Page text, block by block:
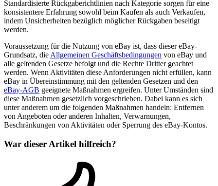
Standardisierte Rückgaberichtlinien nach Kategorie sorgen für eine
konsistentere Erfahrung sowohl beim Kaufen als auch Verkaufen,
indem Unsicherheiten bezüglich möglicher Rückgaben beseitigt
werden.
Voraussetzung für die Nutzung von eBay ist, dass dieser eBay-
Grundsatz, die Allgemeinen Geschäftsbedingungen von eBay und
alle geltenden Gesetze befolgt und die Rechte Dritter geachtet
werden. Wenn Aktivitäten diese Anforderungen nicht erfüllen, kann
eBay in Übereinstimmung mit den geltenden Gesetzen und den
eBay-AGB geeignete Maßnahmen ergreifen. Unter Umständen sind
diese Maßnahmen gesetzlich vorgeschrieben. Dabei kann es sich
unter anderem um die folgenden Maßnahmen handeln: Entfernen
von Angeboten oder anderen Inhalten, Verwarnungen,
Beschränkungen von Aktivitäten oder Sperrung des eBay-Kontos.
War dieser Artikel hilfreich?